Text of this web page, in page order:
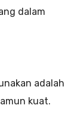
dalam
adalah
kuat.